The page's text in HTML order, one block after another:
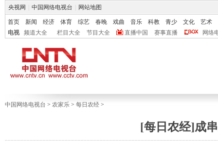
央视网 中国网络电视台 网站地图
首页 新闻 经济 体育 综艺 春晚 戏曲 音乐 科教 青少 文化
艺术
电视
频道大全 栏目大全 节目大全 直播中国 赛事直播 网络
中国网络电视台 > 农家乐 > 每日农经 >
[每日农经]成